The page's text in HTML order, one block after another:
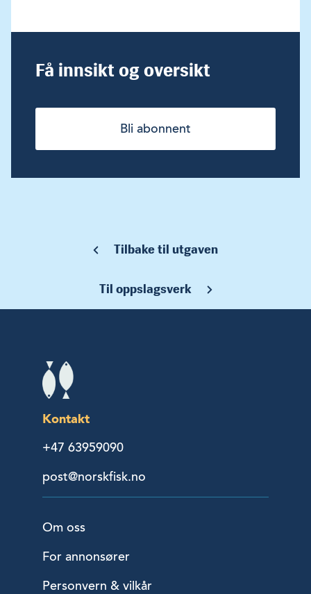
Få innsikt og oversikt
Bli abonnent
Tilbake til utgaven
Til oppslagsverk
Kontakt
+47 63959090
post@norskfisk.no
Om oss
For annonsører
Personvern & vilkår